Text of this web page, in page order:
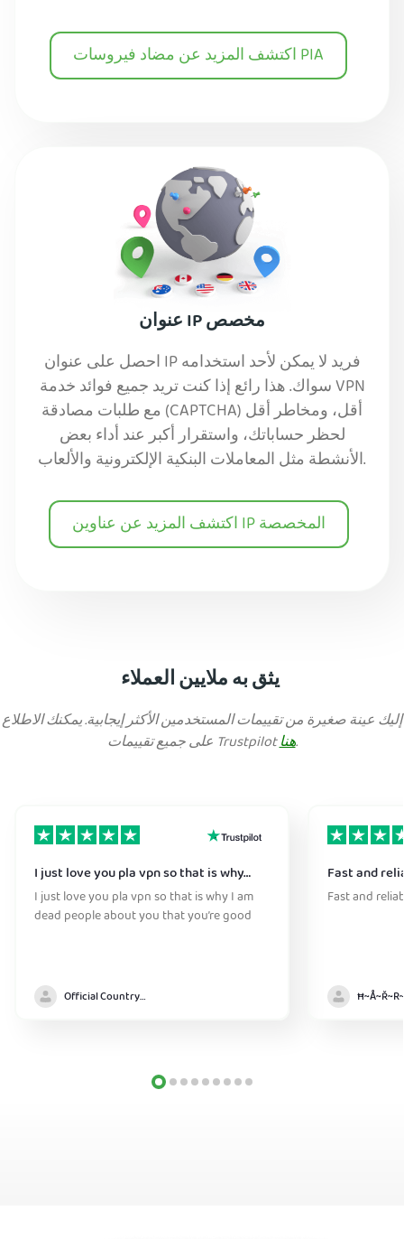
اكتشف المزيد عن مضاد فيروسات PIA
عنوان IP مخصص
احصل على عنوان IP فريد لا يمكن لأحد استخدامه
سواك. هذا رائع إذا كنت تريد جميع فوائد خدمة VPN
مع طلبات مصادقة (CAPTCHA) أقل، ومخاطر أقل
لحظر حساباتك، واستقرار أكبر عند أداء بعض
الأنشطة مثل المعاملات البنكية الإلكترونية والألعاب.
اكتشف المزيد عن عناوين IP المخصصة
يثق به ملايين العملاء
إليك عينة صغيرة من تقييمات المستخدمين الأكثر إيجابية. يمكنك الاطلاع
على جميع تقييمات Trustpilotهنا.
I just love you pla vpn so that is why…
I just love you pla vpn so that is why I am
dead people about you that you’re good
Official Country model
Fast and
Fast and